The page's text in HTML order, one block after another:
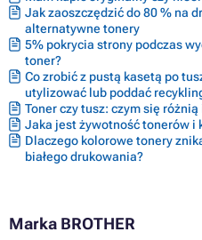
Jak zaoszczędzić do 80 % na
alternatywne tonery
5% pokrycia strony podczas
toner?
Co zrobić z pustą kasetą po
utylizować lub poddać
Toner czy tusz: czym się
Jaka jest żywotność tonerów i
Dlaczego kolorowe tonery
białego drukowania?
Marka BROTHER